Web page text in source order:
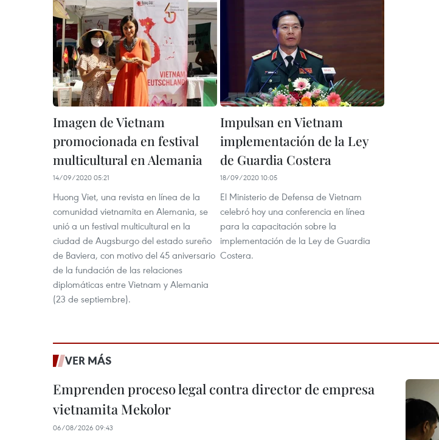
Imagen de Vietnam
promocionada en festival
multicultural en Alemania
14/09/2020 05:21
Huong Viet, una revista en línea de la
comunidad vietnamita en Alemania, se
unió a un festival multicultural en la
ciudad de Augsburgo del estado sureño
de Baviera, con motivo del 45 aniversario
de la fundación de las relaciones
diplomáticas entre Vietnam y Alemania
(23 de septiembre).
Impulsan en Vietnam
implementación de la Ley
de Guardia Costera
18/09/2020 10:05
El Ministerio de Defensa de Vietnam
celebró hoy una conferencia en línea
para la capacitación sobre la
implementación de la Ley de Guardia
Costera.
VER MÁS
Emprenden proceso legal contra director de empresa
vietnamita Mekolor
06/08/2026 09:43